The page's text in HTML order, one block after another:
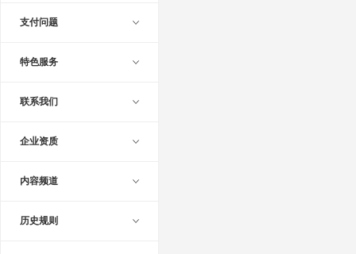
支付问题
特色服务
联系我们
企业资质
内容频道
历史规则